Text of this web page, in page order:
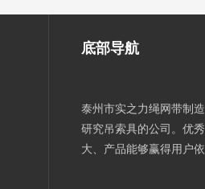
底部导航
泰州市实之力绳网带制
研究吊索具的公司。优
大、产品能够赢得用户